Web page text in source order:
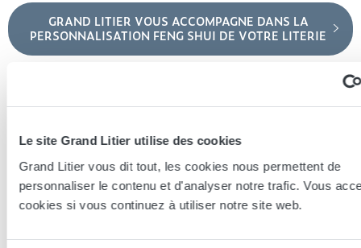
Le site Grand Litier utilise des cookies
Grand Litier vous dit tout, les cookies nous permettent de
personnaliser le contenu et d'analyser notre trafic. Vous
cookies si vous continuez à utiliser notre site web.
GRAND LITIER VOUS ACCOMPAGNE DANS LA
PERSONNALISATION FENG SHUI DE VOTRE LITERIE
Partager cet article sur